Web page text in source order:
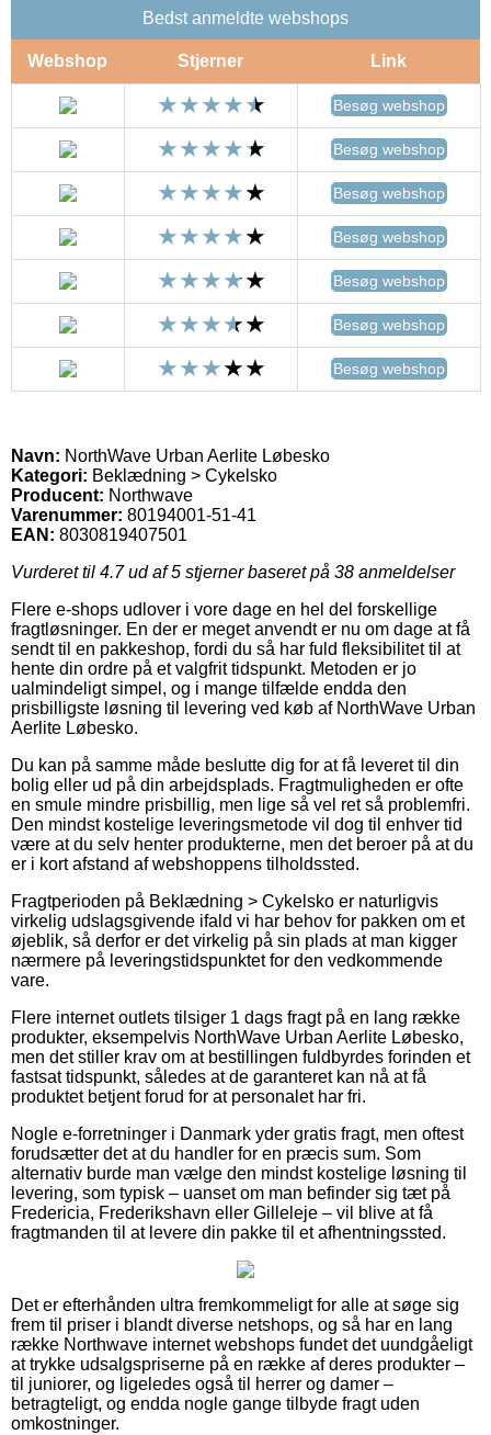
Bedst anmeldte webshops
Webshop Stjerner Link
Besøg webshop
Besøg webshop
Besøg webshop
Besøg webshop
Besøg webshop
Besøg webshop
Besøg webshop
Navn: NorthWave Urban Aerlite Løbesko
Kategori: Beklædning > Cykelsko
Producent: Northwave
Varenummer: 80194001-51-41
EAN: 8030819407501
Vurderet til 4.7ud af 5 stjerner baseret på 38 anmeldelser
Flere e-shops udlover i vore dage en hel del forskellige
fragtløsninger. En der er meget anvendt er nu om dage at få
sendt til en pakkeshop, fordi du så har fuld fleksibilitet til at
hente din ordre på et valgfrit tidspunkt. Metoden er jo
ualmindeligt simpel, og i mange tilfælde endda den
prisbilligste løsning til levering ved køb af NorthWave Urban
Aerlite Løbesko.
Du kan på samme måde beslutte dig for at få leveret til din
bolig eller ud på din arbejdsplads. Fragtmuligheden er ofte
en smule mindre prisbillig, men lige så vel ret så problemfri.
Den mindst kostelige leveringsmetode vil dog til enhver tid
være at du selv henter produkterne, men det beroer på at du
er i kort afstand af webshoppens tilholdssted.
Fragtperioden på Beklædning > Cykelsko er naturligvis
virkelig udslagsgivende ifald vi har behov for pakken om et
øjeblik, så derfor er det virkelig på sin plads at man kigger
nærmere på leveringstidspunktet for den vedkommende
vare.
Flere internet outlets tilsiger 1 dags fragt på en lang række
produkter, eksempelvis NorthWave Urban Aerlite Løbesko,
men det stiller krav om at bestillingen fuldbyrdes forinden et
fastsat tidspunkt, således at de garanteret kan nå at få
produktet betjent forud for at personalet har fri.
Nogle e-forretninger i Danmark yder gratis fragt, men oftest
forudsætter det at du handler for en præcis sum. Som
alternativ burde man vælge den mindst kostelige løsning til
levering, som typisk – uanset om man befinder sig tæt på
Fredericia, Frederikshavn eller Gilleleje – vil blive at få
fragtmanden til at levere din pakke til et afhentningssted.
Det er efterhånden ultra fremkommeligt for alle at søge sig
frem til priser i blandt diverse netshops, og så har en lang
række Northwave internet webshops fundet det uundgåeligt
at trykke udsalgspriserne på en række af deres produkter –
til juniorer, og ligeledes også til herrer og damer –
betragteligt, og endda nogle gange tilbyde fragt uden
omkostninger.